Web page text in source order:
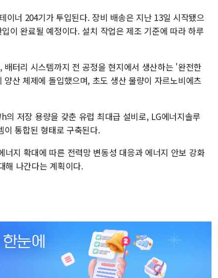
이너 204기가 투입된다. 장비 배송은 지난 13일 시작됐으
이 완료될 예정이다. 설치 작업은 제조 기준에 따라 하루
터리 시스템까지 전 공정을 현지에서 생산하는 '완전한
산 체제에 돌입했으며, 초도 생산 물량이 자르노비에츠
의 저장 용량을 갖춘 유럽 최대급 설비로, LG에너지솔루
이 통합된 형태로 구축된다.
지 확대에 따른 전력망 변동성 대응과 에너지 안보 강화
해 나간다는 계획이다.